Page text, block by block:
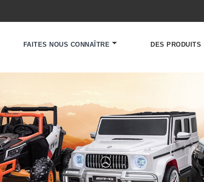
FAITES NOUS CONNAÎTRE DES PRODUITS